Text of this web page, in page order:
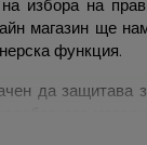
избора на
магазин ще
функция.
да защитава